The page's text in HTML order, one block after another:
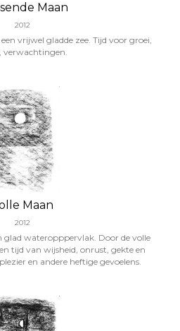
Maan
2012
vrijwel gladde zee. Tijd voor groei,
verwachtingen.
Maan
2012
glad wateropppervlak. Door de volle
tijd van wijsheid, onrust, gekte en
en andere heftige gevoelens.